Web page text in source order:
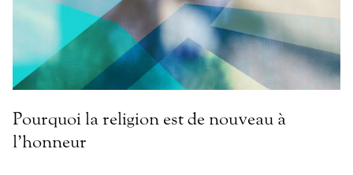
Pourquoi la religion est de nouveau à
l’honneur